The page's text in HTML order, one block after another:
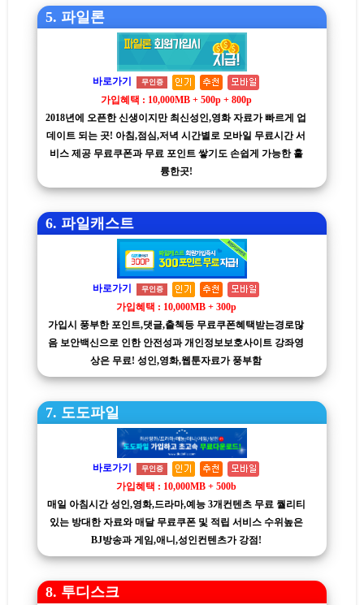
5. 파일론
바로가기 무인증
가입혜택 : 10,000MB + 500p + 800p
2018년에 오픈한 신생이지만 최신성인,영화 자료가 빠르게 업
데이트 되는 곳! 아침,점심,저녁 시간별로 모바일 무료시간 서
비스 제공 무료쿠폰과 무료 포인트 쌓기도 손쉽게 가능한 훌
륭한곳!
6. 파일캐스트
바로가기 무인증
가입혜택 : 10,000MB + 300p
가입시 풍부한 포인트,댓글,출첵등 무료쿠폰혜택받는경로많
음 보안백신으로 인한 안전성과 개인정보보호사이트 강좌영
상은 무료! 성인,영화,웹툰자료가 풍부함
7. 도도파일
바로가기 무인증
가입혜택 : 10,000MB + 500b
매일 아침시간 성인,영화,드라마,예능 3개컨텐츠 무료 퀄리티
있는 방대한 자료와 매달 무료쿠폰 및 적립 서비스 수위높은
BJ방송과 게임,애니,성인컨텐츠가 강점!
8. 투디스크